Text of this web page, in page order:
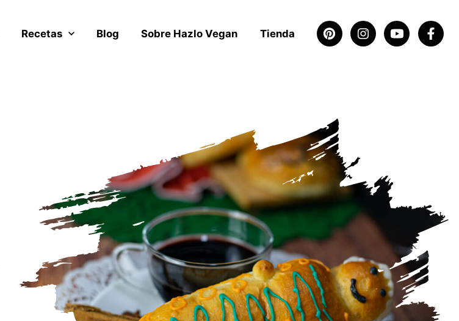
Recetas Blog Sobre Hazlo Vegan Tienda